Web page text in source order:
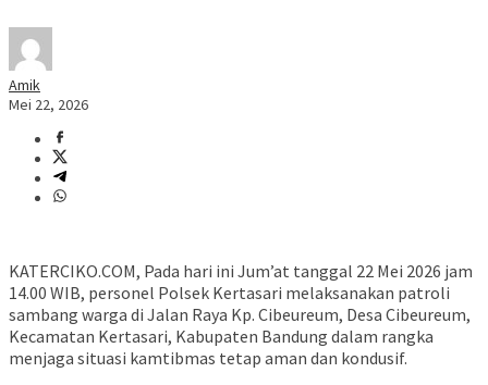
Amik
Mei 22, 2026
KATERCIKO.COM, Pada hari ini Jum’at tanggal 22 Mei 2026 jam
14.00 WIB, personel Polsek Kertasari melaksanakan patroli
sambang warga di Jalan Raya Kp. Cibeureum, Desa Cibeureum,
Kecamatan Kertasari, Kabupaten Bandung dalam rangka
menjaga situasi kamtibmas tetap aman dan kondusif.